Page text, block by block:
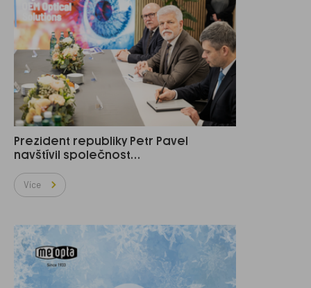
Prezident republiky Petr Pavel
navštívil společnost…
Více